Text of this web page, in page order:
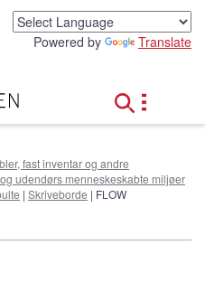
Powered by Translate
fast inventar og andre
udendørs menneskeskabte miljøer
| Skriveborde | FLOW